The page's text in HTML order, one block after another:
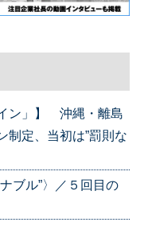
ン」】 沖縄・離島
制定、当初は”罰則な
ブル”〉／５回目の